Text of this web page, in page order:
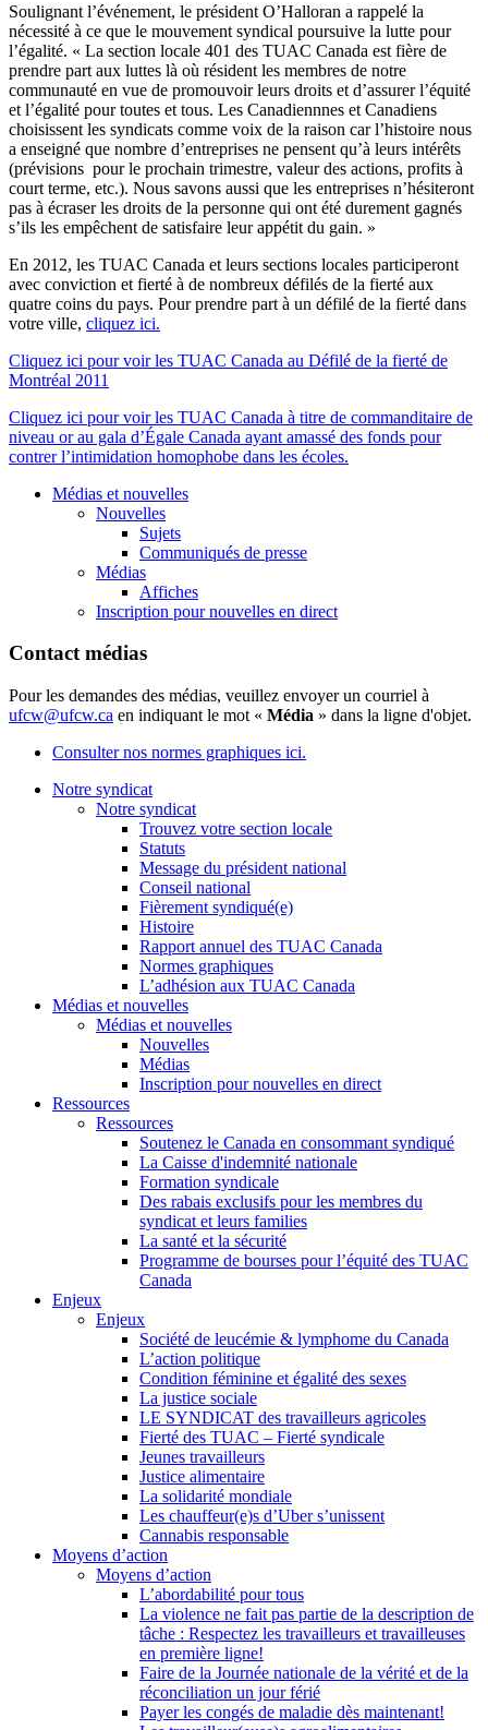
Soulignant l’événement, le président O’Halloran a rappelé la
nécessité à ce que le mouvement syndical poursuive la lutte pour
l’égalité. « La section locale 401 des TUAC Canada est fière de
prendre part aux luttes là où résident les membres de notre
communauté en vue de promouvoir leurs droits et d’assurer l’équité
et l’égalité pour toutes et tous. Les Canadiennnes et Canadiens
choisissent les syndicats comme voix de la raison car l’histoire nous
a enseigné que nombre d’entreprises ne pensent qu’à leurs intérêts
(prévisions pour le prochain trimestre, valeur des actions, profits à
court terme, etc.). Nous savons aussi que les entreprises n’hésiteront
pas à écraser les droits de la personne qui ont été durement gagnés
s’ils les empêchent de satisfaire leur appétit du gain. »
En 2012, les TUAC Canada et leurs sections locales participeront
avec conviction et fierté à de nombreux défilés de la fierté aux
quatre coins du pays. Pour prendre part à un défilé de la fierté dans
votre ville, cliquez ici.
Cliquez ici pour voir les TUAC Canada au Défilé de la fierté de
Montréal 2011
Cliquez ici pour voir les TUAC Canada à titre de commanditaire de
niveau or au gala d’Égale Canada ayant amassé des fonds pour
contrer l’intimidation homophobe dans les écoles.
Médias et nouvelles
Nouvelles
Sujets
Communiqués de presse
Médias
Affiches
Inscription pour nouvelles en direct
Contact médias
Pour les demandes des médias, veuillez envoyer un courriel à
ufcw@ufcw.ca en indiquant le mot « Média » dans la ligne d'objet.
Consulter nos normes graphiques ici.
Notre syndicat
Notre syndicat
Trouvez votre section locale
Statuts
Message du président national
Conseil national
Fièrement syndiqué(e)
Histoire
Rapport annuel des TUAC Canada
Normes graphiques
L’adhésion aux TUAC Canada
Médias et nouvelles
Médias et nouvelles
Nouvelles
Médias
Inscription pour nouvelles en direct
Ressources
Ressources
Soutenez le Canada en consommant syndiqué
La Caisse d'indemnité nationale
Formation syndicale
Des rabais exclusifs pour les membres du
syndicat et leurs families
La santé et la sécurité
Programme de bourses pour l’équité des TUAC
Canada
Enjeux
Enjeux
Société de leucémie & lymphome du Canada
L’action politique
Condition féminine et égalité des sexes
La justice sociale
LE SYNDICAT des travailleurs agricoles
Fierté des TUAC – Fierté syndicale
Jeunes travailleurs
Justice alimentaire
La solidarité mondiale
Les chauffeur(e)s d’Uber s’unissent
Cannabis responsable
Moyens d’action
Moyens d’action
L’abordabilité pour tous
La violence ne fait pas partie de la description de
tâche : Respectez les travailleurs et travailleuses
en première ligne!
Faire de la Journée nationale de la vérité et de la
réconciliation un jour férié
Payer les congés de maladie dès maintenant!